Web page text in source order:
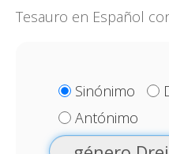
Tesauro en Español
Sinónimo
Antónimo